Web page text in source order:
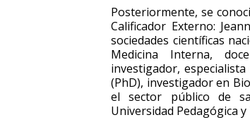
Posteriormente, se
Calificador Externo:
sociedades científicas
Medicina Interna,
investigador,
(PhD), investigador en
el sector público de
Universidad Pedagógica